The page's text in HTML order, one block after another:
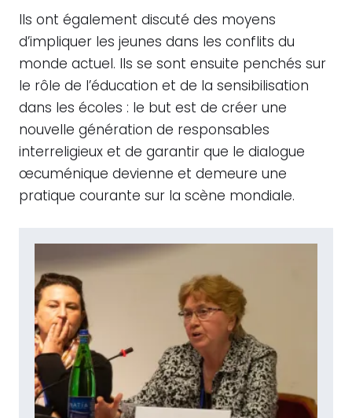
Ils ont également discuté des moyens
d’impliquer les jeunes dans les conflits du
monde actuel. Ils se sont ensuite penchés sur
le rôle de l’éducation et de la sensibilisation
dans les écoles : le but est de créer une
nouvelle génération de responsables
interreligieux et de garantir que le dialogue
œcuménique devienne et demeure une
pratique courante sur la scène mondiale.